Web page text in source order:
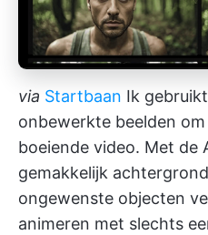
via Startbaan Ik
onbewerkte beelden
boeiende video. Met de
gemakkelijk
ongewenste objecten
animeren met slechts